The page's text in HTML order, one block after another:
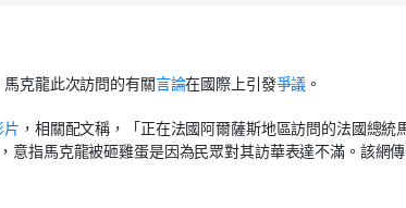
馬克龍此次訪問的有關言論在國際上引發爭議 。
片 ，相關配文稱 ，
「正在法國阿爾薩斯地區訪問的法國總統
意指馬克龍被砸雞蛋是因為民眾對其訪華表達不滿。該網